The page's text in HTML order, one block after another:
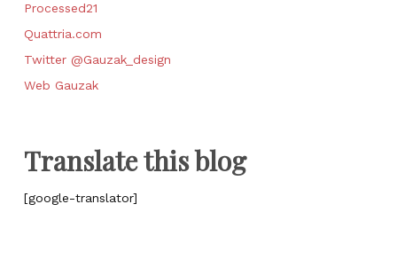
Processed21
Quattria.com
Twitter @Gauzak_design
Web Gauzak
Translate this blog
[google-translator]